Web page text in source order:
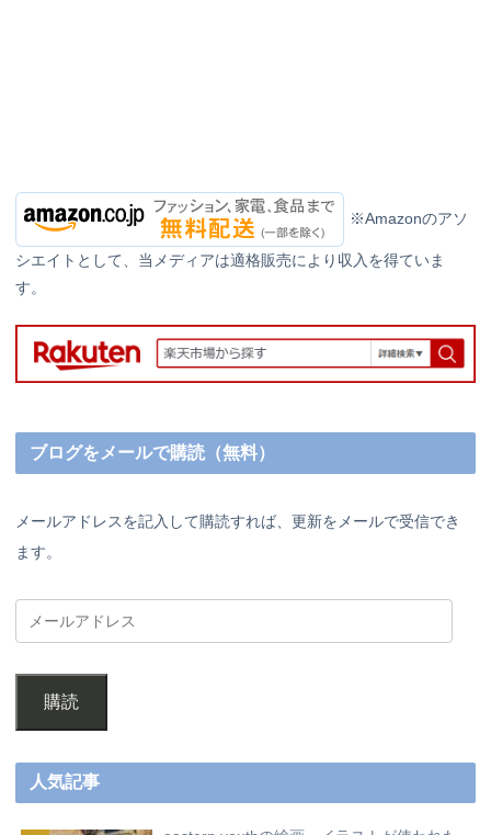
※Amazonのアソ
シエイトとして、当メディアは適格販売により収入を得ていま
す。
ブログをメールで購読（無料）
メールアドレスを記入して購読すれば、更新をメールで受信でき
ます。
購読
人気記事